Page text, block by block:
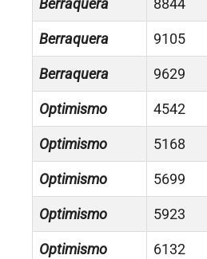
Berraquera 8844
Berraquera 9105
Berraquera 9629
Optimismo 4542
Optimismo 5168
Optimismo 5699
Optimismo 5923
Optimismo 6132